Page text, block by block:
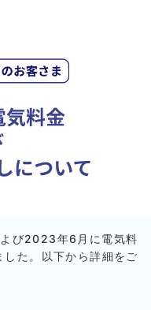
び2023年6月に電気料
た。以下から詳細をご